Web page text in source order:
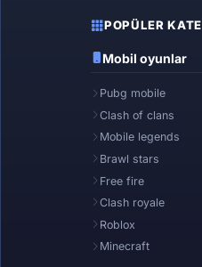
POPÜLER
Mobil oyunlar
Pubg mobile
Clash of clans
Mobile legends
Brawl stars
Free fire
Clash royale
Roblox
Minecraft